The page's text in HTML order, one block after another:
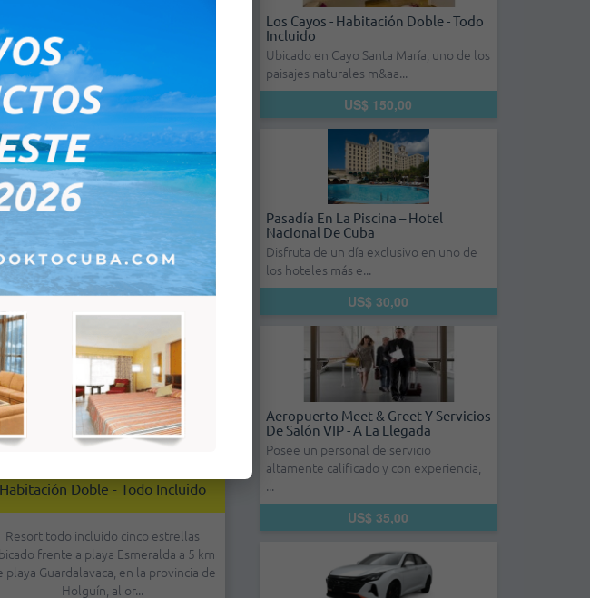
Habitación Doble - Todo Incluido
Todo Incluido Cinco Estrellas en
línea de la playa que cuenta con
las más modernas prestaciones
tecnológi...
US$ 180,00
Habitación Doble - Todo Incluido
Resort todo incluido cinco estrellas
frente a playa Esmeralda a 5 km
playa Guardalavaca, en la provincia de
Holguín, al or...
Los Cayos - Habitación Doble - Todo
Incluido
Ubicado en Cayo Santa María, uno de los
paisajes naturales m&aa...
US$ 150,00
Pasadía En La Piscina – Hotel
Nacional De Cuba
Disfruta de un día exclusivo en uno de
los hoteles más e...
US$ 30,00
Aeropuerto Meet & Greet Y Servicios
De Salón VIP - A La Llegada
Posee un personal de servicio
altamente calificado y con experiencia,
...
US$ 35,00